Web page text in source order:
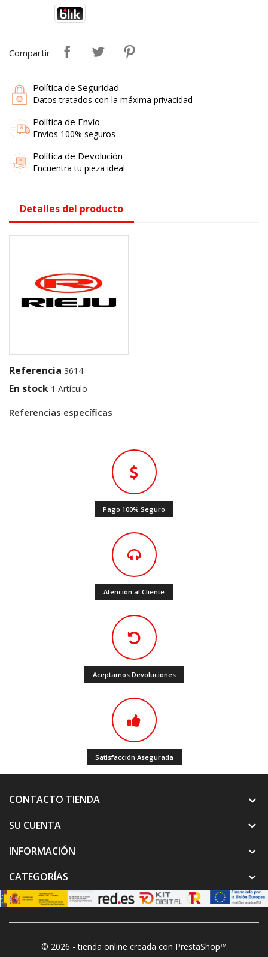
Compartir
Política de Seguridad
Datos tratados con la máxima privacidad
Política de Envío
Envíos 100% seguros
Política de Devolución
Encuentra tu pieza ideal
Detalles del producto
Referencia 3614
En stock 1 Artículo
Referencias específicas
Pago 100% Seguro
Atención al Cliente
Aceptamos Devoluciones
Satisfacción Asegurada
CONTACTO TIENDA
SU CUENTA

INFORMACIÓN 
CATEGORÍAS 
© 2026 - tienda online creada con PrestaShop™